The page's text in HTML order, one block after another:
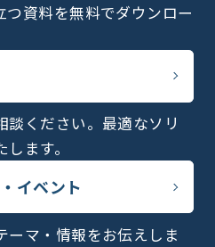
資料を無料でダウンロー
ください。最適なソリ
ます。
イベント
ーマ・情報をお伝えしま